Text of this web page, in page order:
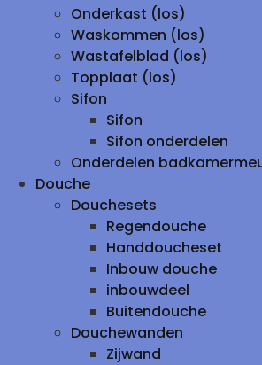
Onderkast (los)
Waskommen (los)
Wastafelblad (los)
Topplaat (los)
Sifon
Sifon
Sifon onderdelen
Onderdelen
Douche
Douchesets
Regendouche
Handdoucheset
Inbouw douche
inbouwdeel
Buitendouche
Douchewanden
Zijwand